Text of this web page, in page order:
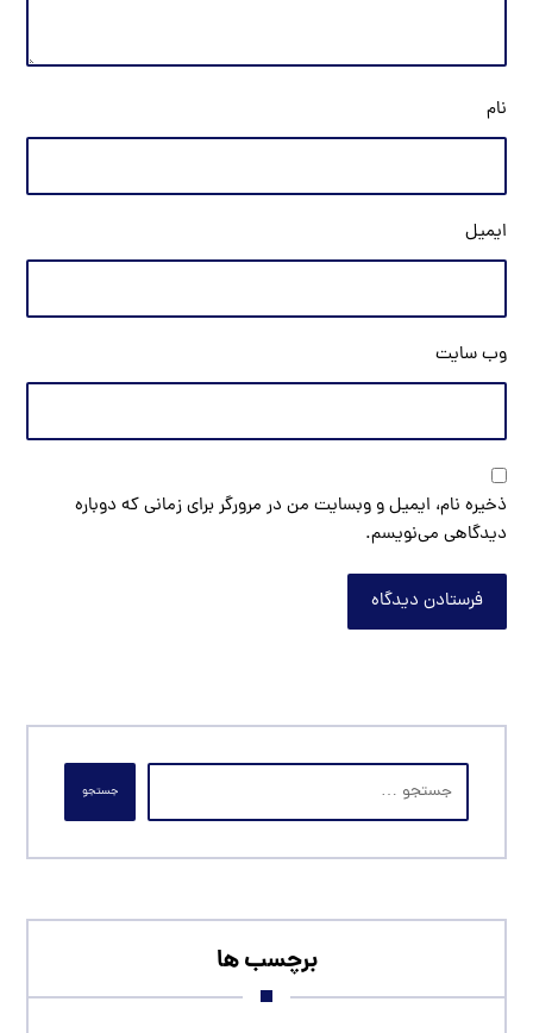
نام
ایمیل
وب‌ سایت
ذخیره نام، ایمیل و وبسایت من در مرورگر برای زمانی که دوباره
دیدگاهی می‌نویسم.
فرستادن دیدگاه
جستجو
برچسب ها